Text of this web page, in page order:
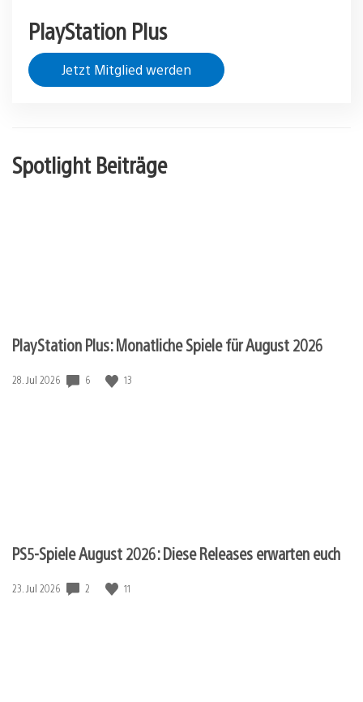
PlayStation Plus
Jetzt Mitglied werden
Spotlight Beiträge
PlayStation Plus: Monatliche Spiele für August 2026
Veröffentlichungsdatum:
28. Jul 2026 6 13
PS5-Spiele August 2026: Diese Releases erwarten euch
Veröffentlichungsdatum:
23. Jul 2026 2 11